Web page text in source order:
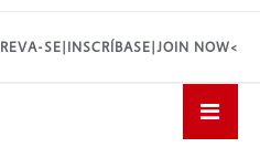
SE|INSCRÍBASE|JOIN NOW<